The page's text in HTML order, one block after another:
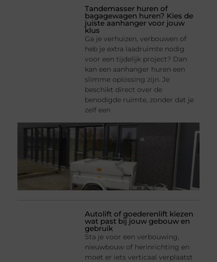
Tandemasser huren of
bagagewagen huren? Kies de
juiste aanhanger voor jouw
klus
Ga je verhuizen, verbouwen of
heb je extra laadruimte nodig
voor een tijdelijk project? Dan
kan een aanhanger huren een
slimme oplossing zijn. Je
beschikt direct over de
benodigde ruimte, zonder dat je
zelf een
Autolift of goederenlift kiezen
wat past bij jouw gebouw en
gebruik
Sta je voor een verbouwing,
nieuwbouw of herinrichting en
moet er iets verticaal verplaatst